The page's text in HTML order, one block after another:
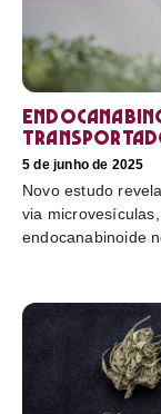
5 de junho de 2025
Novo estudo
via
endocanabinoide